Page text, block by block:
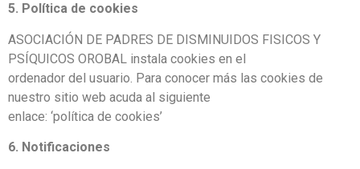
5. Política de cookies
ASOCIACIÓN DE PADRES DE DISMINUIDOS FISICOS Y
PSÍQUICOS OROBAL instala cookies en el
ordenador del usuario. Para conocer más las cookies de
nuestro sitio web acuda al siguiente
enlace: ‘política de cookies’
6. Notificaciones